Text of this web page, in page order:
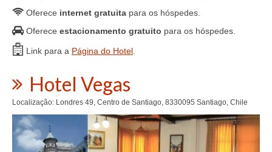
Oferece internet gratuita para os hóspedes.
Oferece estacionamento gratuito para os hóspedes.
Link para a Página do Hotel
Hotel Vegas
Localização: Londres 49, Centro de Santiago, 8330095 Santiago, Chile